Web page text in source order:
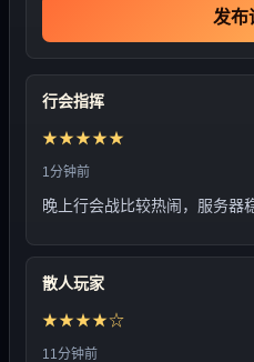
发布
行会指挥
★★★★★
1分钟前
晚上行会战比较热闹，服务器
散人玩家
★★★★☆
11分钟前